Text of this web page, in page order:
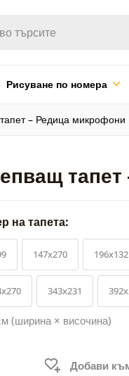
Рисуване по номера
– Редица микрофони
на тапета:
147x270 196x132
343x231
(ширина × височина)
Добави